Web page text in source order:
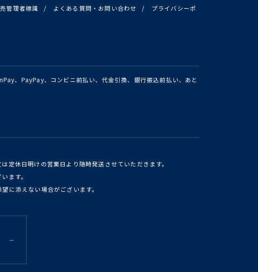
管理者標識 / よくある質問・お問い合わせ /
プライバシーポ
、PayPay、コンビニ前払い、代金引換、銀行振込前払い、あと
定休日明けの営業日より随時発送させていただきます。
ます。
に添えない場合がございます。